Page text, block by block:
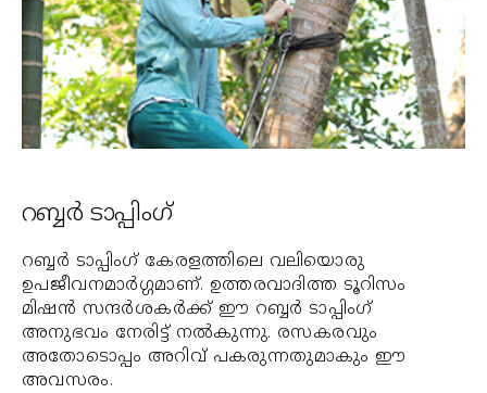
റബ്ബര്‍ ടാപ്പിംഗ്
റബ്ബര്‍ ടാപ്പിംഗ് കേരളത്തിലെ വലിയൊരു
ഉപജീവനമാര്‍ഗ്ഗമാണ്. ഉത്തരവാദിത്ത ടൂറിസം
മിഷന്‍ സന്ദര്‍ശകര്‍ക്ക് ഈ റബ്ബര്‍ ടാപ്പിംഗ്
അനുഭവം നേരിട്ട് നല്‍കുന്നു. രസകരവും
അതോടൊപ്പം അറിവ് പകരുന്നതുമാകും ഈ
അവസരം.